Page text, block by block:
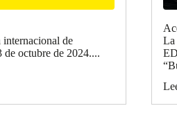
de
de octubre de 2024....
La